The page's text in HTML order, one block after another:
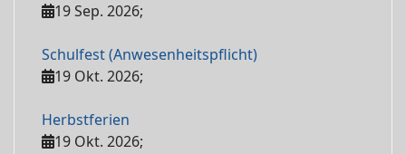
19 Sep. 2026;
Schulfest (Anwesenheitspflicht)
19 Okt. 2026;
Herbstferien
19 Okt. 2026;